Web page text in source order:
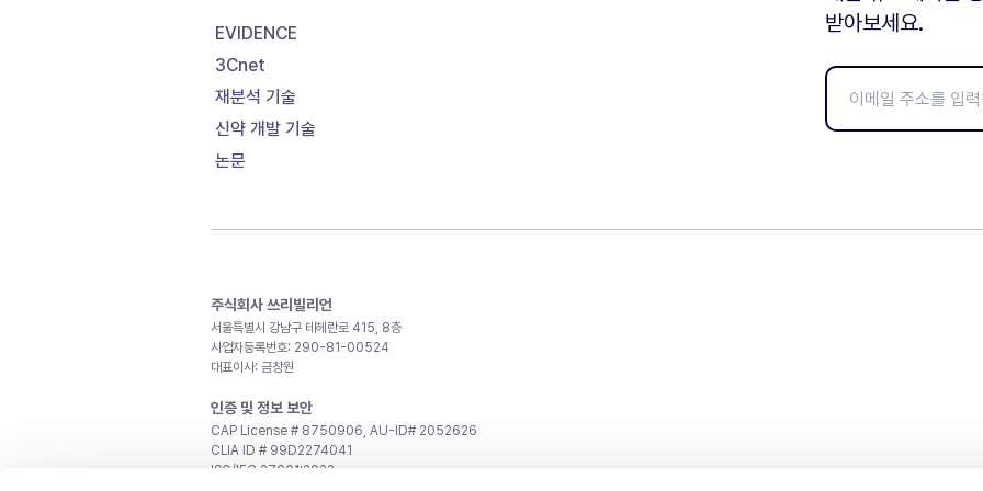
EVIDENCE
3Cnet
재분석 기술
신약 개발 기술
논문
받아보세요.
주식회사 쓰리빌리언
서울특별시 강남구 테헤란로 415, 8층
사업자등록번호: 290-81-00524
대표이사: 금창원
인증 및 정보 보안
CAP License # 8750906, AU-ID# 2052626
CLIA ID # 99D2274041
ISO/IEC 27001:2022